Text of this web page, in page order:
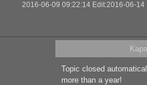
2016-06-09 09:22:14 Edit:2016-06-14
Topic closed
more than a year!